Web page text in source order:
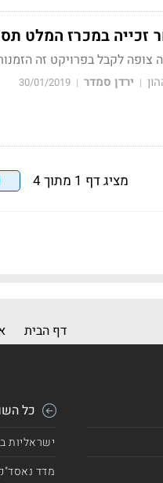
זכייה במכרז המלט
לקבל בפרויקט זה הזמנות של מוצרים
| ירדן סמדר |
30/01/2019
מציג דף 1 מתוך 4
דף הבית
כל
ישראליות
מדד